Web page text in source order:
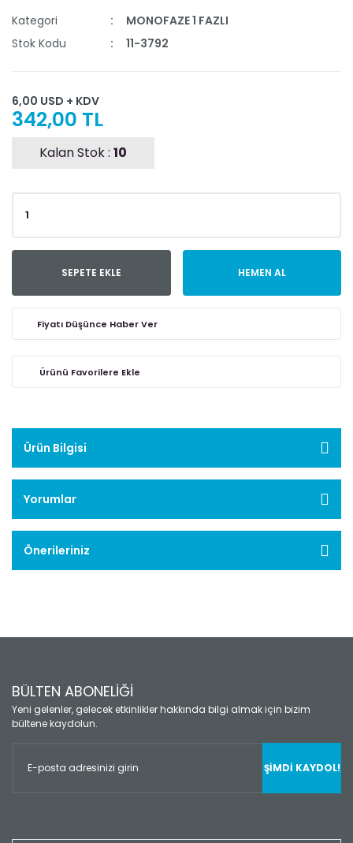
Kategori
MONOFAZE 1 FAZLI
Stok Kodu
11-3792
6,00 USD + KDV
342,00 TL
Kalan Stok : 10
SEPETE EKLE HEMEN AL
Fiyatı Düşünce Haber Ver
Ürün Bilgisi
Yorumlar
Önerileriniz
BÜLTEN ABONELİĞİ
Yeni gelenler, gelecek etkinlikler hakkında bilgi almak için bizim
bültene kaydolun.
ŞİMDİ KAYDOL!